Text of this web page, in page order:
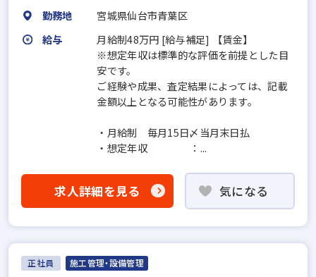
勤務地
宮城県仙台市青葉区
給与
月給制48万円 [給与補足] 【賃金】
※想定年収は標準的な評価を前提とした目
安です。
ご経験や成果、査定結果によっては、記載
金額以上となる可能性があります。
・月給制 毎月15日〆当月末日払
・想定年収 ：...
求人詳細を見る 気になる
正社員 施工管理・設備管理